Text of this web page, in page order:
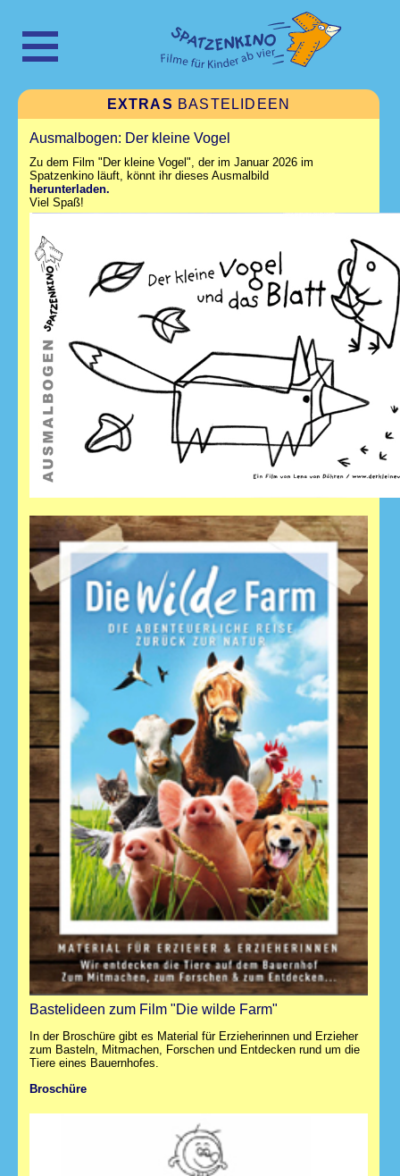
EXTRAS BASTELIDEEN
Ausmalbogen: Der kleine Vogel
Zu dem Film "Der kleine Vogel", der im Januar 2026 im
Spatzenkino läuft, könnt ihr dieses Ausmalbild
herunterladen.
Viel Spaß!
Bastelideen zum Film "Die wilde Farm"
In der Broschüre gibt es Material für Erzieherinnen und Erzieher
zum Basteln, Mitmachen, Forschen und Entdecken rund um die
Tiere eines Bauernhofes.
Broschüre